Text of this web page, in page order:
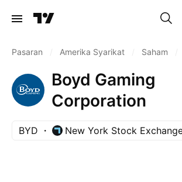
Pasaran Amerika Syarikat Saham
Boyd Gaming
Corporation
BYD New York Stock